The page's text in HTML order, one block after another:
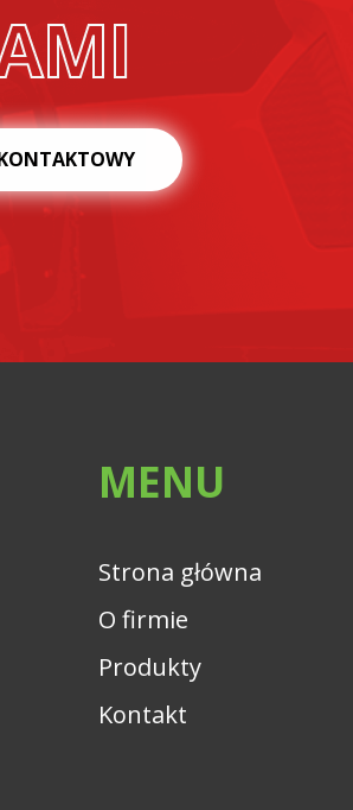
MENU
Strona główna
O firmie
Produkty
Kontakt